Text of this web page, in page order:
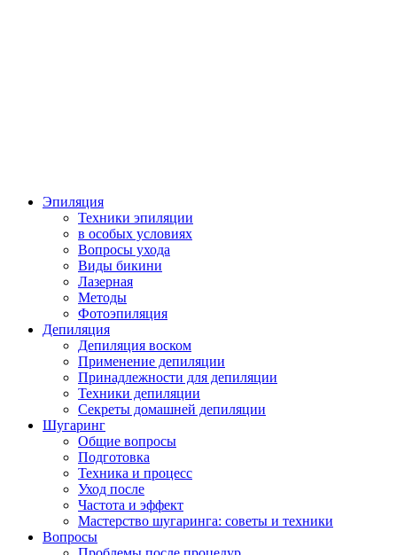
Эпиляция
Техники эпиляции
в особых условиях
Вопросы ухода
Виды бикини
Лазерная
Методы
Фотоэпиляция
Депиляция
Депиляция воском
Применение депиляции
Принадлежности для депиляции
Техники депиляции
Секреты домашней депиляции
Шугаринг
Общие вопросы
Подготовка
Техника и процесс
Уход после
Частота и эффект
Мастерство шугаринга: советы и техники
Вопросы